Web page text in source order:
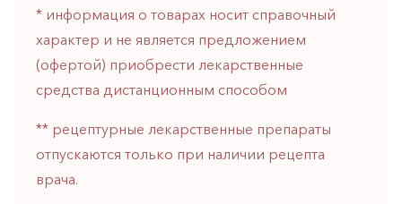
горло-
Хирургия
Щитовидная
* информация о товарах носит справочный
характер и не является предложением
(офертой) приобрести лекарственные
средства дистанционным способом
** рецептурные лекарственные препараты
отпускаются только при наличии рецепта
врача.